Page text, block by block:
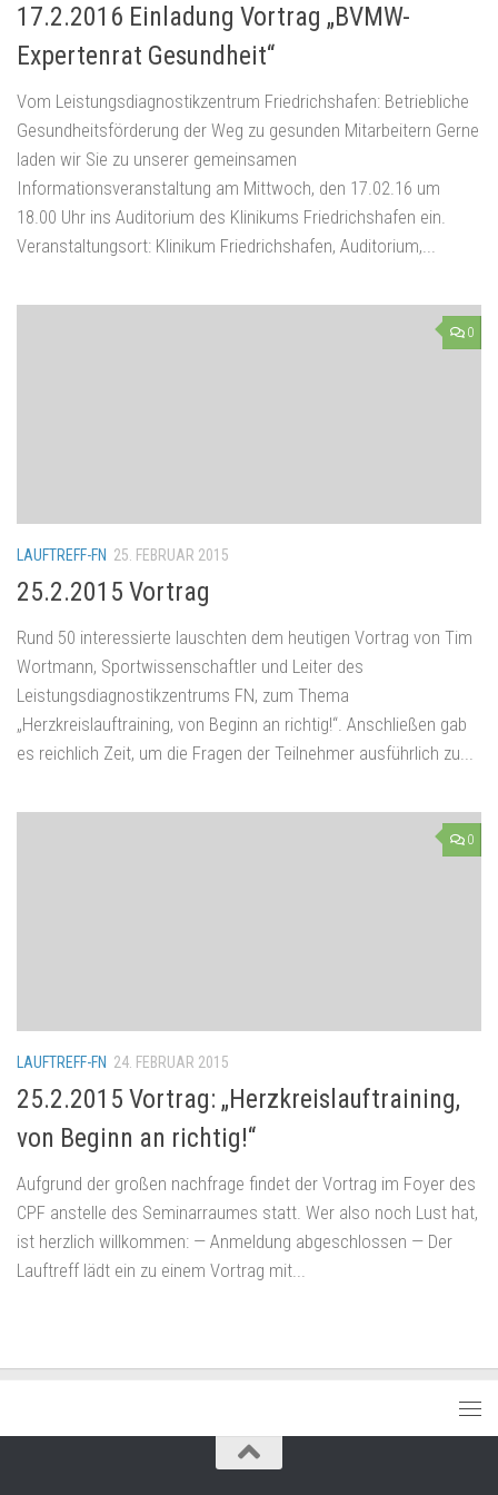
17.2.2016 Einladung Vortrag „BVMW-
Expertenrat Gesundheit“
Vom Leistungsdiagnostikzentrum Friedrichshafen: Betriebliche
Gesundheitsförderung der Weg zu gesunden Mitarbeitern Gerne
laden wir Sie zu unserer gemeinsamen
Informationsveranstaltung am Mittwoch, den 17.02.16 um
18.00 Uhr ins Auditorium des Klinikums Friedrichshafen ein.
Veranstaltungsort: Klinikum Friedrichshafen, Auditorium,...
0
LAUFTREFF-FN 25. FEBRUAR 2015
25.2.2015 Vortrag
Rund 50 interessierte lauschten dem heutigen Vortrag von Tim
Wortmann, Sportwissenschaftler und Leiter des
Leistungsdiagnostikzentrums FN, zum Thema
„Herzkreislauftraining, von Beginn an richtig!“. Anschließen gab
es reichlich Zeit, um die Fragen der Teilnehmer ausführlich zu...
0
LAUFTREFF-FN 24. FEBRUAR 2015
25.2.2015 Vortrag: „Herzkreislauftraining,
von Beginn an richtig!“
Aufgrund der großen nachfrage findet der Vortrag im Foyer des
CPF anstelle des Seminarraumes statt. Wer also noch Lust hat,
ist herzlich willkommen: — Anmeldung abgeschlossen — Der
Lauftreff lädt ein zu einem Vortrag mit...